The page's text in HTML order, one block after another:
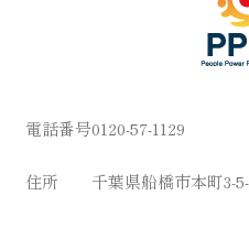
電話番号0120-57-1129
住所 千葉県船橋市本町3-